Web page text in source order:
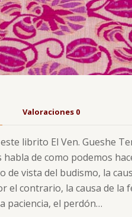
Valoraciones 0
librito El Ven. Gueshe
habla de como podemos
de vista del budismo, la
el contrario, la causa de la
paciencia, el perdón…